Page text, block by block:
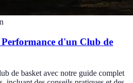
d'un Club de
de basket avec notre guide complet